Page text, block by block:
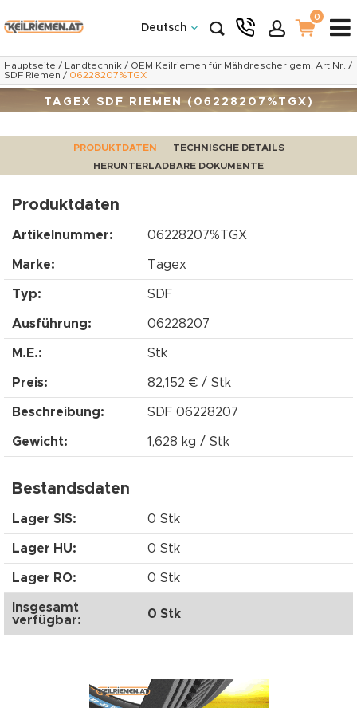
Deutsch
0
Hauptseite / Landtechnik / OEM Keilriemen für Mähdrescher gem. Art.Nr. /
SDF Riemen / 06228207%TGX
TAGEX SDF RIEMEN (06228207%TGX)
PRODUKTDATEN
TECHNISCHE DETAILS
HERUNTERLADBARE DOKUMENTE
Produktdaten
Artikelnummer: 06228207%TGX
Marke: Tagex
Typ: SDF
Ausführung: 06228207
M.E.: Stk
Preis: 82,152 € / Stk
Beschreibung: SDF 06228207
Gewicht: 1,628 kg / Stk
Bestandsdaten
Lager SIS: 0 Stk
Lager HU: 0 Stk
Lager RO: 0 Stk
Insgesamt
verfügbar:
0 Stk